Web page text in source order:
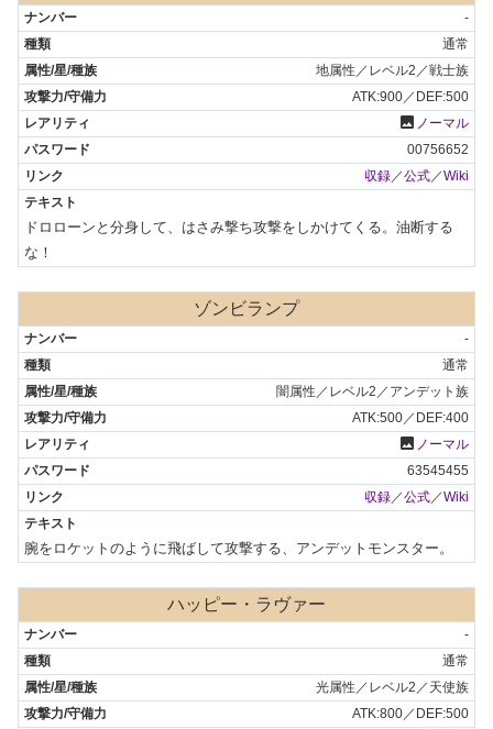
-
通常
地属性／レベル2／戦士族
ATK:900／DEF:500
photo ノーマル
00756652
収録 ／公式 ／Wiki
ドロローンと分身して、はさみ撃ち攻撃をしかけてくる。油断する
な！
ゾンビランプ
-
通常
闇属性／レベル2／アンデット族
ATK:500／DEF:400
photo ノーマル
63545455
収録／公式／Wiki
腕をロケットのように飛ばして攻撃する、アンデットモンスター。
ハッピー・ラヴァー
-
通常
光属性／レベル2／天使族
ATK:800／DEF:500